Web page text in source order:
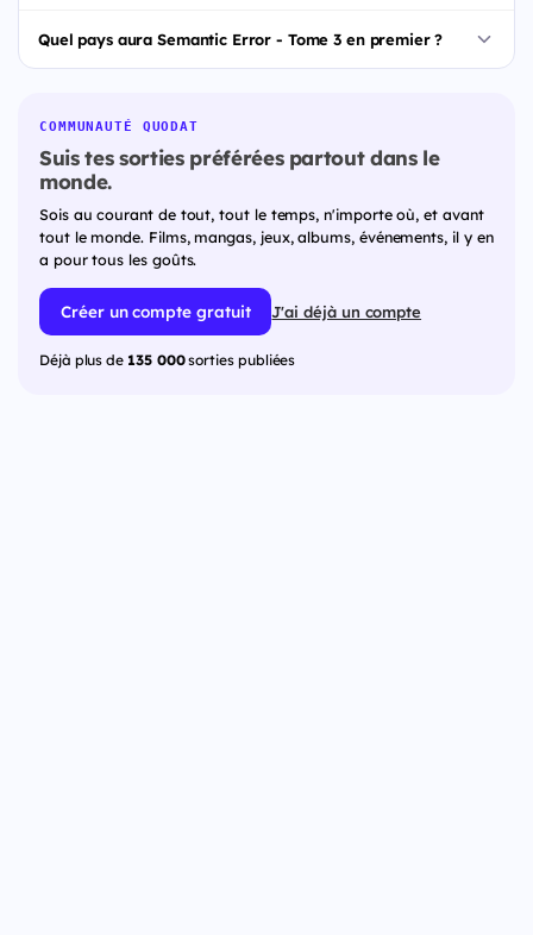
Quel pays aura Semantic Error - Tome 3 en premier ?
COMMUNAUTÉ QUODAT
Suis tes sorties préférées partout dans le
monde.
Sois au courant de tout, tout le temps, n'importe où, et avant
tout le monde. Films, mangas, jeux, albums, événements, il y en
a pour tous les goûts.
Créer un compte gratuit J'ai déjà un compte
Déjà plus de 135 000sorties publiées